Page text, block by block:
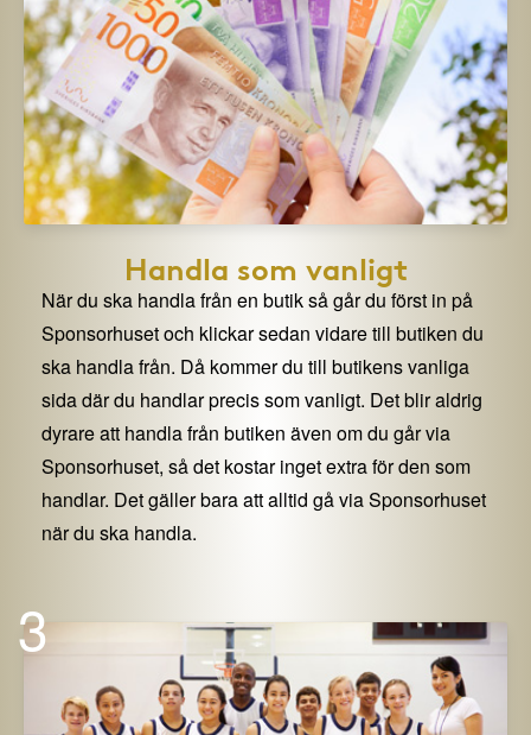
Handla som vanligt
När du ska handla från en butik så går du först in på
Sponsorhuset och klickar sedan vidare till butiken du
ska handla från. Då kommer du till butikens vanliga
sida där du handlar precis som vanligt. Det blir aldrig
dyrare att handla från butiken även om du går via
Sponsorhuset, så det kostar inget extra för den som
handlar. Det gäller bara att alltid gå via Sponsorhuset
när du ska handla.
3